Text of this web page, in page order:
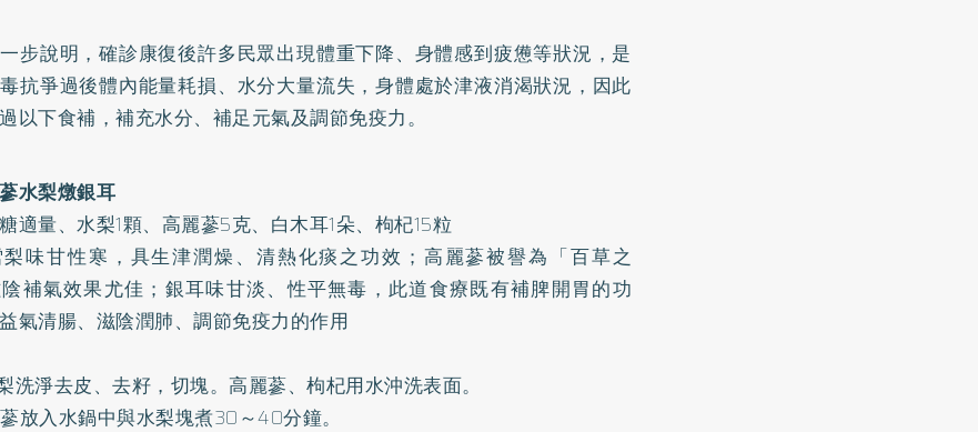
步說明，確診康復後許多民眾出現體重下降、身體感到疲憊等狀況，是
抗爭過後體內能量耗損、水分大量流失，身體處於津液消渴狀況，因此
以下食補，補充水分、補足元氣及調節免疫力。
水梨燉銀耳
適量、水梨1顆、高麗蔘5克、白木耳1朵、枸杞15粒
味甘性寒，具生津潤燥、清熱化痰之功效；高麗蔘被譽為「百草之
補氣效果尤佳；銀耳味甘淡、性平無毒，此道食療既有補脾開胃的功
氣清腸、滋陰潤肺、調節免疫力的作用
洗淨去皮、去籽，切塊。高麗蔘、枸杞用水沖洗表面。
放入水鍋中與水梨塊煮30～40分鐘。